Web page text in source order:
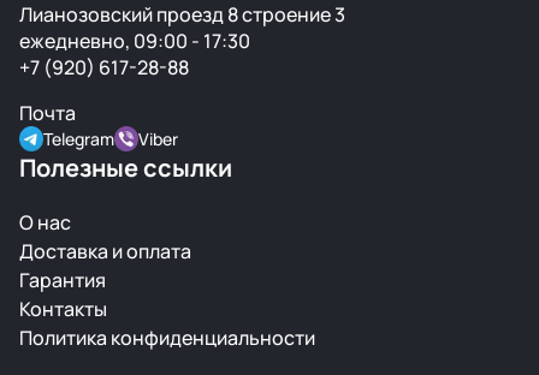
Лианозовский проезд 8 строение 3
ежедневно, 09:00 - 17:30
+7 (920) 617-28-88
Почта
Telegram Viber
Полезные ссылки
О нас
Доставка и оплата
Гарантия
Контакты
Политика конфиденциальности